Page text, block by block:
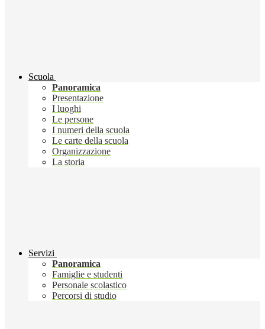
Scuola
Panoramica
Presentazione
I luoghi
Le persone
I numeri della scuola
Le carte della scuola
Organizzazione
La storia
Servizi
Panoramica
Famiglie e studenti
Personale scolastico
Percorsi di studio